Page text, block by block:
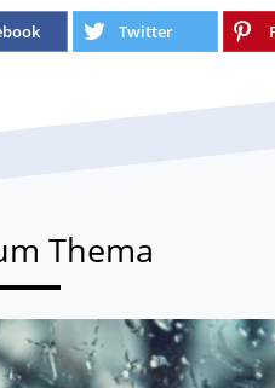
Twitter
Thema
Heimarbeit ohne PC: